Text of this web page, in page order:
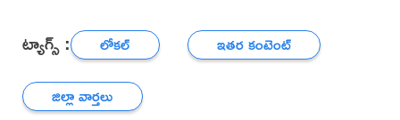
ట్యాగ్స్ : లోకల్
ఇతర కంటెంట్
జిల్లా వార్తలు